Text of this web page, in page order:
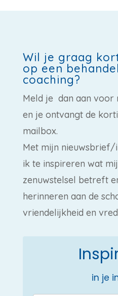
Wil je graag
op een
coaching?
Meld je dan aan voor
en je ontvangt de
mailbox.
Met mijn
ik te inspireren wat
zenuwstelsel betreft
herinneren aan de
vriendelijkheid en
in je